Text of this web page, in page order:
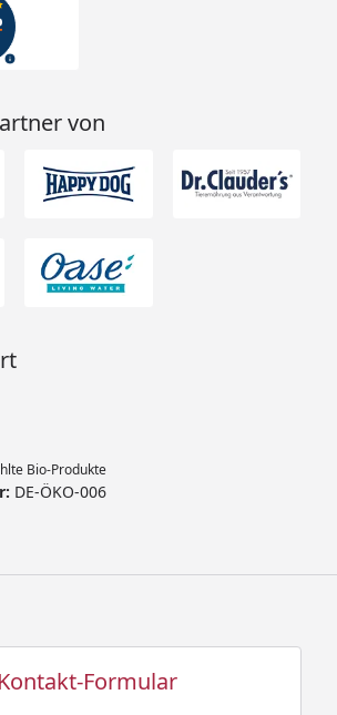
von
Bio-Produkte
DE-ÖKO-006
Kontakt-Formular